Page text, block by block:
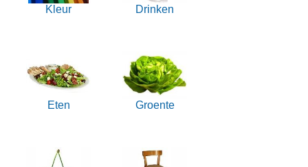
Kleur Drinken
Eten Groente